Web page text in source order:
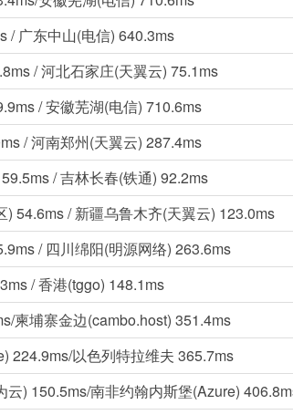
/ 广东中山(电信) 640.3ms
/ 河北石家庄(天翼云) 75.1ms
/ 安徽芜湖(电信) 710.6ms
/ 河南郑州(天翼云) 287.4ms
/ 吉林长春(铁通) 92.2ms
) 54.6ms / 新疆乌鲁木齐(天翼云) 123.0ms
/ 四川绵阳(明源网络) 263.6ms
/ 香港(tggo) 148.1ms
柬埔寨金边(cambo.host) 351.4ms
224.9ms/以色列特拉维夫 365.7ms
云) 150.5ms/南非约翰内斯堡(Azure)